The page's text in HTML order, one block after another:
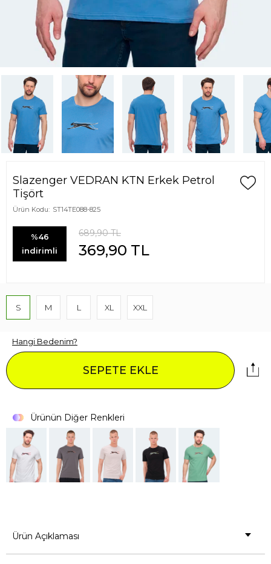
Slazenger VEDRAN KTN Erkek Petrol
Tişört
Ürün Kodu: ST14TE088-825
%46
indirimli
689,90TL
369,90 TL
S M L XL XXL
Hangi Bedenim?
SEPETE EKLE
Ürünün Diğer Renkleri
Ürün Açıklaması